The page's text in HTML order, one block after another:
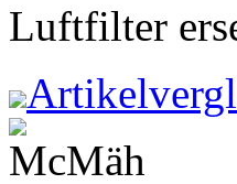
Luftfilter